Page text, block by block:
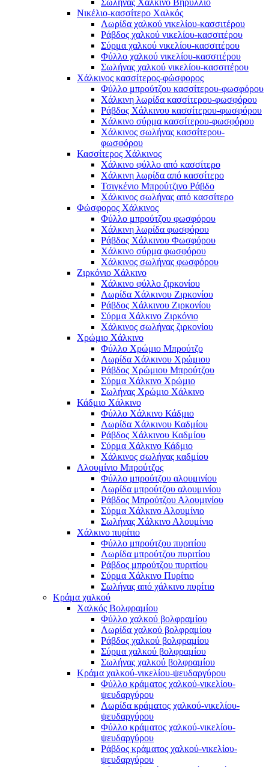
Σωλήνας Χάλκινο Βηρύλλιο
Νικέλιο-κασσίτερο Χαλκός
Λωρίδα χαλκού νικελίου-κασσιτέρου
Ράβδος χαλκού νικελίου-κασσιτέρου
Σύρμα χαλκού νικελίου-κασσιτέρου
Φύλλο χαλκού νικελίου-κασσιτέρου
Σωλήνας χαλκού νικελίου-κασσιτέρου
Χάλκινος κασσίτερος-φώσφορος
Φύλλο μπρούτζου κασσίτερου-φωσφόρου
Χάλκινη λωρίδα κασσίτερου-φωσφόρου
Ράβδος Χάλκινου κασσίτερου-φωσφόρου
Χάλκινο σύρμα κασσίτερου-φωσφόρου
Χάλκινος σωλήνας κασσίτερου-
φωσφόρου
Κασσίτερος Χάλκινος
Χάλκινο φύλλο από κασσίτερο
Χάλκινη λωρίδα από κασσίτερο
Τσιγκένιο Μπρούτζινο Ράβδο
Χάλκινος σωλήνας από κασσίτερο
Φώσφορος Χάλκινος
Φύλλο μπρούτζου φωσφόρου
Χάλκινη λωρίδα φωσφόρου
Ράβδος Χάλκινου Φωσφόρου
Χάλκινο σύρμα φωσφόρου
Χάλκινος σωλήνας φωσφόρου
Ζιρκόνιο Χάλκινο
Χάλκινο φύλλο ζιρκονίου
Λωρίδα Χάλκινου Ζιρκονίου
Ράβδος Χάλκινου Ζιρκονίου
Σύρμα Χάλκινο Ζιρκόνιο
Χάλκινος σωλήνας ζιρκονίου
Χρώμιο Χάλκινο
Φύλλο Χρώμιο Μπρούτζο
Λωρίδα Χάλκινου Χρώμιου
Ράβδος Χρώμιου Μπρούτζου
Σύρμα Χάλκινο Χρώμιο
Σωλήνας Χρώμιο Χάλκινο
Κάδμιο Χάλκινο
Φύλλο Χάλκινο Κάδμιο
Λωρίδα Χάλκινου Καδμίου
Ράβδος Χάλκινου Καδμίου
Σύρμα Χάλκινο Κάδμιο
Χάλκινος σωλήνας καδμίου
Αλουμίνιο Μπρούτζος
Φύλλο μπρούτζου αλουμινίου
Λωρίδα μπρούτζου αλουμινίου
Ράβδος Μπρούτζου Αλουμινίου
Σύρμα Χάλκινο Αλουμίνιο
Σωλήνας Χάλκινο Αλουμίνιο
Χάλκινο πυρίτιο
Φύλλο μπρούτζου πυριτίου
Λωρίδα μπρούτζου πυριτίου
Ράβδος μπρούτζου πυριτίου
Σύρμα Χάλκινο Πυρίτιο
Σωλήνας από χάλκινο πυρίτιο
Κράμα χαλκού
Χαλκός Βολφραμίου
Φύλλο χαλκού βολφραμίου
Λωρίδα χαλκού βολφραμίου
Ράβδος χαλκού βολφραμίου
Σύρμα χαλκού βολφραμίου
Σωλήνας χαλκού βολφραμίου
Κράμα χαλκού-νικελίου-ψευδαργύρου
Φύλλο κράματος χαλκού-νικελίου-
ψευδαργύρου
Λωρίδα κράματος χαλκού-νικελίου-
ψευδαργύρου
Φύλλο κράματος χαλκού-νικελίου-
ψευδαργύρου
Ράβδος κράματος χαλκού-νικελίου-
ψευδαργύρου